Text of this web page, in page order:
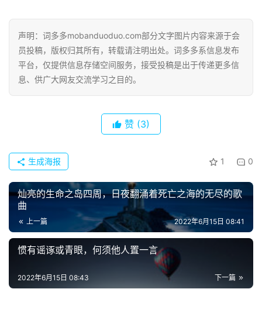
古
今
诗
词
词
网
络
热
词
电
台
注册
声明：词多多mobanduoduo.com部分文字图片内容来源于会
员投稿，版权归其所有，转载请注明出处。词多多系信息发布
平台，仅提供信息存储空间服务，接受投稿是出于传递更多信
息、供广大网友交流学习之目的。
赞 (3)
1 0
生成海报
灿亮的生命之岛四周，日夜翻涌着死亡之海的无尽的歌
曲
上一篇 2022年6月15日 08:41
惯有谣诼或青眼，何须他人置一言
下一篇
2022年6月15日 08:43